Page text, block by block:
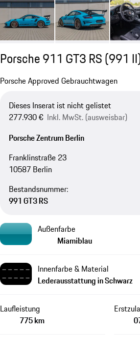
Porsche 911 GT3 RS(991
Porsche Approved Gebrauchtwagen
Dieses Inserat ist nicht gelistet
277.930 € Inkl. MwSt. (ausweisbar)
Porsche Zentrum Berlin
Franklinstraße 23
10587 Berlin
Bestandsnummer:
991 GT3 RS
Außenfarbe
Miamiblau
Innenfarbe & Material
Lederausstattung in Schwarz
Laufleistung
775 km